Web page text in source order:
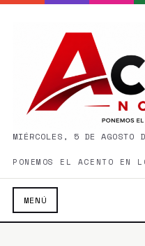
MIÉRCOLES, 5 DE AGOSTO
PONEMOS EL ACENTO EN
MENÚ